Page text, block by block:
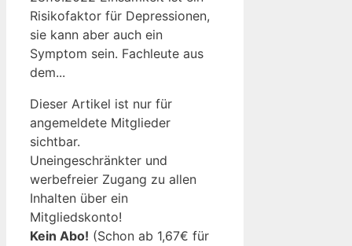
Risikofaktor für Depressionen,
sie kann aber auch ein
Symptom sein. Fachleute aus
dem...
Dieser Artikel ist nur für
angemeldete Mitglieder
sichtbar.
Uneingeschränkter und
werbefreier Zugang zu allen
Inhalten über ein
Mitgliedskonto!
Kein Abo! (Schon ab 1,67€ für